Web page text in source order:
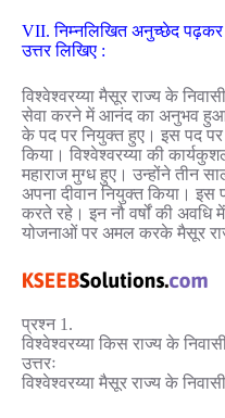
VII. निम्नलिखित अनुच्छेद
उत्तर लिखिए :
विश्वेश्वरय्या मैसूर राज्य के
सेवा करने में आनंद का अनुभव
के पद पर नियुक्त हुए। इस पद पर
किया। विश्वेश्वरय्या की
महाराज मुग्ध हुए। उन्होंने तीन
अपना दीवान नियुक्त किया।
करते रहे। इन नौ वर्षों की अवधि
योजनाओं पर अमल करके मैसूर
प्रश्न 1.
विश्वेश्वरय्या किस राज्य के
उत्तरः
विश्वेश्वरय्या मैसूर राज्य के